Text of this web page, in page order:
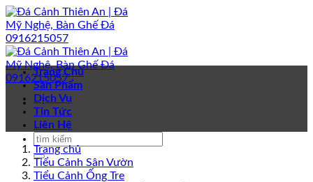
Bỏ
qua
nội
dung
Trang Chủ
Sản Phẩm
Dịch Vụ
Tin Tức
Liên Hệ
Trang chủ
Tiểu Cảnh Sân Vườn
Tiểu Cảnh Ống Tre